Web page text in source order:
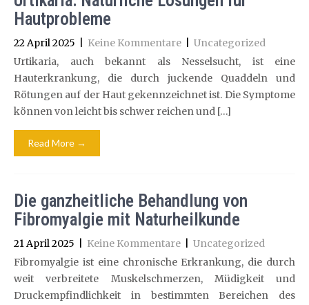
Hautprobleme
22 April 2025 Keine Kommentare
Uncategorized
Urtikaria, auch bekannt als Nesselsucht, ist eine
Hauterkrankung, die durch juckende Quaddeln und
Rötungen auf der Haut gekennzeichnet ist. Die Symptome
können von leicht bis schwer reichen und […]
Read More →
Die ganzheitliche Behandlung von
Fibromyalgie mit Naturheilkunde
21 April 2025 Keine Kommentare
Uncategorized
Fibromyalgie ist eine chronische Erkrankung, die durch
weit verbreitete Muskelschmerzen, Müdigkeit und
Druckempfindlichkeit in bestimmten Bereichen des